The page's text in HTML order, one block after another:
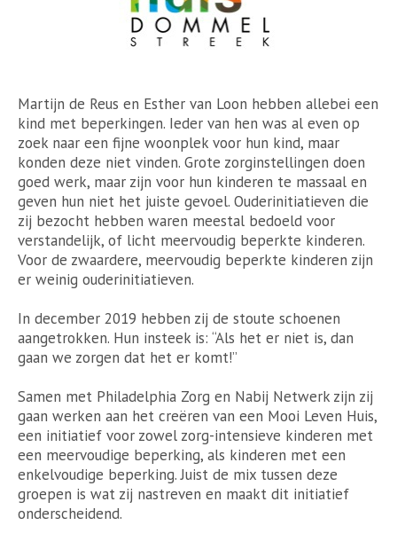
Martijn de Reus en Esther van Loon hebben allebei een
kind met beperkingen. Ieder van hen was al even op
zoek naar een fijne woonplek voor hun kind, maar
konden deze niet vinden. Grote zorginstellingen doen
goed werk, maar zijn voor hun kinderen te massaal en
geven hun niet het juiste gevoel. Ouderinitiatieven die
zij bezocht hebben waren meestal bedoeld voor
verstandelijk, of licht meervoudig beperkte kinderen.
Voor de zwaardere, meervoudig beperkte kinderen zijn
er weinig ouderinitiatieven.
In december 2019 hebben zij de stoute schoenen
aangetrokken. Hun insteek is: “Als het er niet is, dan
gaan we zorgen dat het er komt!”
Samen met Philadelphia Zorg en Nabij Netwerk zijn zij
gaan werken aan het creëren van een Mooi Leven Huis,
een initiatief voor zowel zorg-intensieve kinderen met
een meervoudige beperking, als kinderen met een
enkelvoudige beperking. Juist de mix tussen deze
groepen is wat zij nastreven en maakt dit initiatief
onderscheidend.